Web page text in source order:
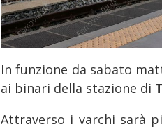
In funzione da sabato
ai binari della stazione di
Attraverso i varchi sarà